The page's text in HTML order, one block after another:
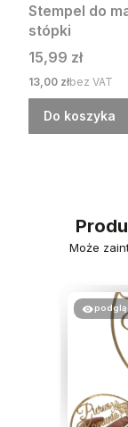
Stempel do
stópki
Cena
15,99 zł
Cena
13,00 złbez VAT
Do koszyka
Może